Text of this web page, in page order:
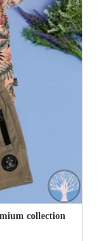
collection